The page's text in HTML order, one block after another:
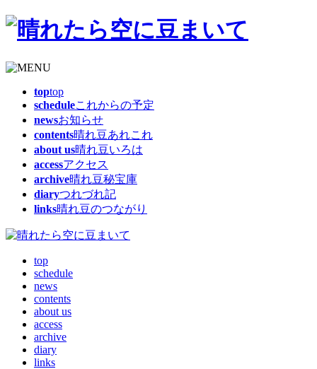
toptop
scheduleこれからの予定
newsお知らせ
contents晴れ豆あれこれ
about us晴れ豆いろは
accessアクセス
archive晴れ豆秘宝庫
diaryつれづれ記
links晴れ豆のつながり
top
schedule
news
contents
about us
access
archive
diary
links